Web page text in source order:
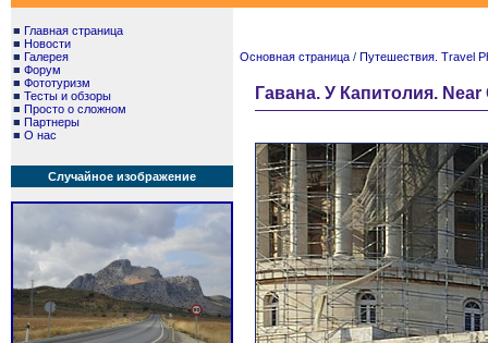
■ Главная страница
■ Новости
■ Галерея
■ Форум
■ Фототуризм
■ Тесты и обзоры
■ Просто о сложном
■ Партнеры
■ О нас
Случайное изображение
Основная страница / Путешествия. Travel
Гавана. У Капитолия.